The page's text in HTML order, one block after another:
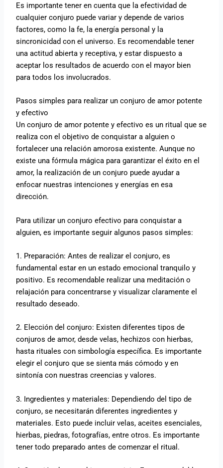
Es importante tener en cuenta que la efectividad de
cualquier conjuro puede variar y depende de varios
factores, como la fe, la energía personal y la
sincronicidad con el universo. Es recomendable tener
una actitud abierta y receptiva, y estar dispuesto a
aceptar los resultados de acuerdo con el mayor bien
para todos los involucrados.
Pasos simples para realizar un conjuro de amor potente
y efectivo
Un conjuro de amor potente y efectivo es un ritual que se
realiza con el objetivo de conquistar a alguien o
fortalecer una relación amorosa existente. Aunque no
existe una fórmula mágica para garantizar el éxito en el
amor, la realización de un conjuro puede ayudar a
enfocar nuestras intenciones y energías en esa
dirección.
Para utilizar un conjuro efectivo para conquistar a
alguien, es importante seguir algunos pasos simples:
1. Preparación: Antes de realizar el conjuro, es
fundamental estar en un estado emocional tranquilo y
positivo. Es recomendable realizar una meditación o
relajación para concentrarse y visualizar claramente el
resultado deseado.
2. Elección del conjuro: Existen diferentes tipos de
conjuros de amor, desde velas, hechizos con hierbas,
hasta rituales con simbología específica. Es importante
elegir el conjuro que se sienta más cómodo y en
sintonía con nuestras creencias y valores.
3. Ingredientes y materiales: Dependiendo del tipo de
conjuro, se necesitarán diferentes ingredientes y
materiales. Esto puede incluir velas, aceites esenciales,
hierbas, piedras, fotografías, entre otros. Es importante
tener todo preparado antes de comenzar el ritual.